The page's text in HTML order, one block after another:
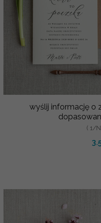
wyślij informację o
( 1/